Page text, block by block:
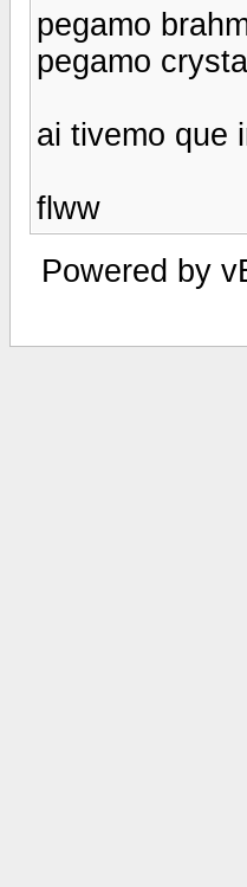
pegamo
pegamo
ai tivemo que
flww
Powered by